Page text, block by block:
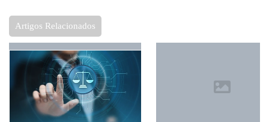
Artigos Relacionados